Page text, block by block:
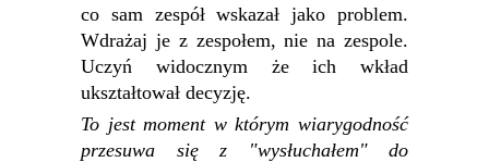
co sam zespół wskazał jako problem.
Wdrażaj je z zespołem, nie na zespole.
Uczyń widocznym że ich wkład
ukształtował decyzję.
To jest moment w którym wiarygodność
przesuwa się z "wysłuchałem" do